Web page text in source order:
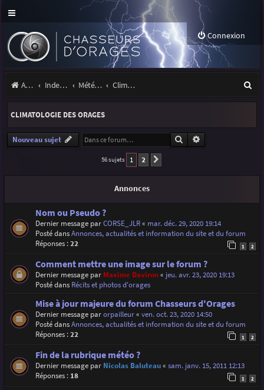
Connexion
Accueil Index du forum Météo et climatologie des orages Climatologie des orages
e
r
CLIMATOLOGIE DES ORAGES
Nouveau sujet Rechercher
56 sujets 1 2
Annonces
Nom ou Pseudo ?
Dernier message parCORSE_JLR« mar. déc. 29, 2020 19:14
Posté dansAnnonces, actualités et information du site et du forum
Réponses :22 1 2
Comment mettre une image sur le forum ?
Dernier message par Maxime Daviron« jeu. avr. 23, 2020 19:13
Posté dans Récits et photos d'orages
Mise à jour majeure du forum Chasseurs d'Orages
Dernier message parorpailleur« ven. oct. 23, 2020 14:50
Posté dansAnnonces, actualités et information du site et du forum
Réponses :22 1 2
Fin de la rubrique météo ?
Dernier message par Nicolas Baluteau« sam. janv. 15, 2011 12:13
Réponses : 18 1 2